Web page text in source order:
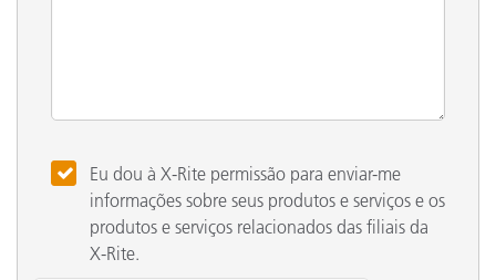
Eu dou à X-Rite permissão para enviar-me
informações sobre seus produtos e serviços e os
produtos e serviços relacionados das filiais da
X-Rite.